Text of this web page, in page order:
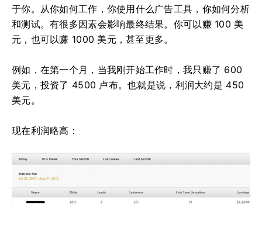
于你。从你如何工作，你使用什么广告工具，你如何分析
和测试。有很多因素会影响最终结果。你可以赚 100 美
元，也可以赚 1000 美元，甚至更多。
例如，在第一个月，当我刚开始工作时，我只赚了 600
美元，投资了 4500 卢布。也就是说，利润大约是 450
美元。
现在利润略高：